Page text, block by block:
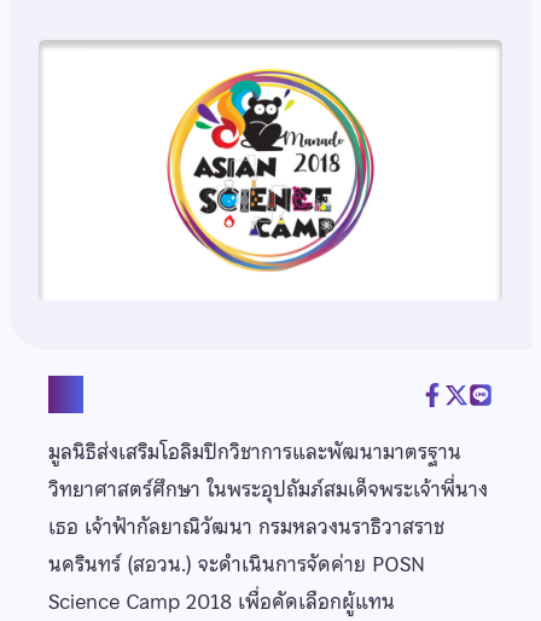
มูลนิธิส่งเสริมโอลิมปิกวิชาการและพัฒนามาตรฐาน
วิทยาศาสตร์ศึกษา ในพระอุปถัมภ์สมเด็จพระเจ้าพี่นาง
เธอ เจ้าฟ้ากัลยาณิวัฒนา กรมหลวงนราธิวาสราช
นครินทร์ (สอวน.) จะดำเนินการจัดค่าย POSN
Science Camp 2018 เพื่อคัดเลือกผู้แทน